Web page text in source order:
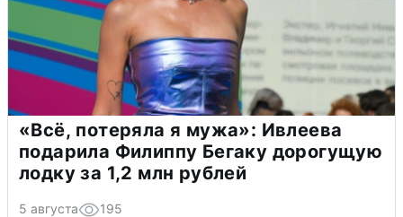
«Всё, потеряла я мужа»: Ивлеева
подарила Филиппу Бегаку дорогущую
лодку за 1,2 млн рублей
5 августа 195